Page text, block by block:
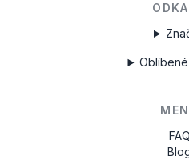
FAQ